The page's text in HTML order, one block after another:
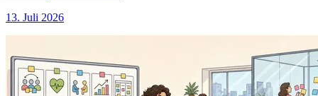
13. Juli 2026